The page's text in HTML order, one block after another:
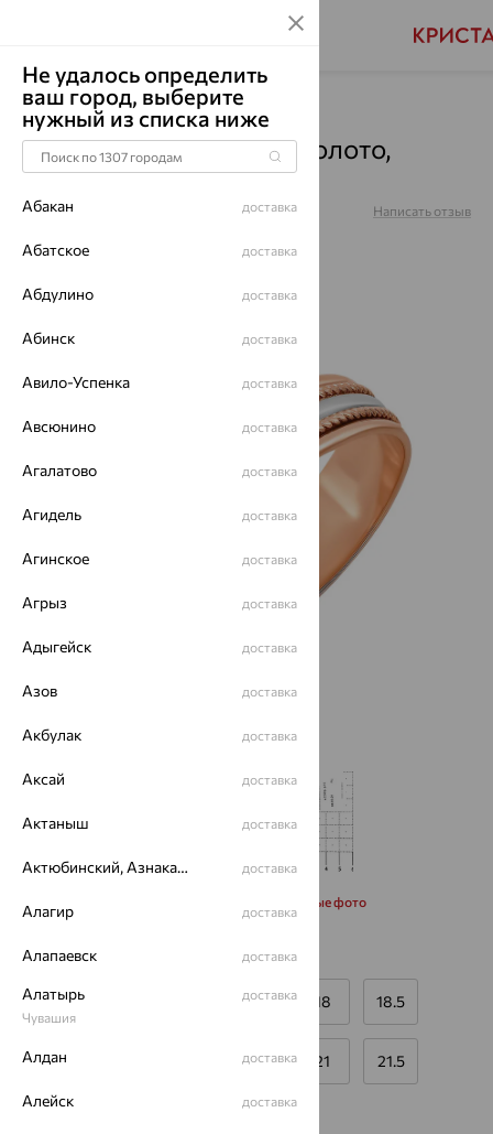
Главная Каталог Обручальные кольца
Обручальное Кольцо, золото,
Т130619023
Артикул: Написать отзыв
Запросить дополнительные фото
Размеры:
16 17.5 18 18.5
19 20.5 21 21.5
Калькулятор размера Другой размер
Не удалось определить
ваш город, выберите
нужный из списка ниже
Абакан доставка
Абатское доставка
Абдулино доставка
Абинск доставка
Авило-Успенка доставка
Авсюнино доставка
Агалатово доставка
Агидель доставка
Агинское доставка
Агрыз доставка
Адыгейск доставка
Азов доставка
Акбулак доставка
Аксай доставка
Актаныш доставка
Актюбинский, Азнакаевский район доставка
Алагир доставка
Алапаевск доставка
Алатырь
Чувашия
доставка
Алдан доставка
Алейск доставка